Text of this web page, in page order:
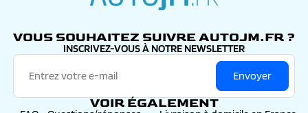
VOUS SOUHAITEZ SUIVRE AUTOJM.FR ?
INSCRIVEZ-VOUS À NOTRE NEWSLETTER
Envoyer
VOIR ÉGALEMENT